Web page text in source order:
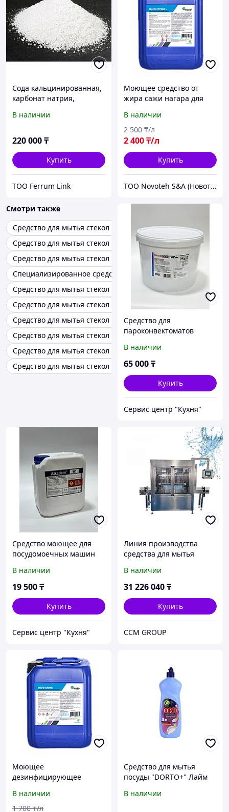
Сода кальцинированная,
карбонат натрия,
В наличии
220 000₸
Купить
ТОО Ferrum Link
Моющее средство от
жира сажи нагара для
промышленности Маго
стронг+
В наличии
2 400₸/л
2 500 ₸/л
Купить
ТОО Novoteh S&A (Новотех)
Смотри также
Средство для мытья стекол help
Средство для мытья стекол концентрат
Средство для мытья стекол helper
Специализированное средство для мытья стекол
Средство для мытья стекол oniks
Средство для мытья стекол okey
Средство для мытья стекол domestos
Средство для мытья стекол хозяюшка
Средство для мытья стекол be&eco
Средство для мытья стекол savo
Средство для
пароконвектоматов
В наличии
65 000₸
Купить
Сервис центр "Кухня"
Средство моющее для
посудомоечных машин
В наличии
19 500₸
Купить
Сервис центр "Кухня"
Линия производства
средства для мытья
В наличии
31 226 040₸
Купить
CCM GROUP
Моющее
дезинфицирующее
поверхностей
МагоКлин+, 20л
В наличии
1 700 ₸/л
Средство для мытья
посуды "DORTO+" Лайм
В наличии